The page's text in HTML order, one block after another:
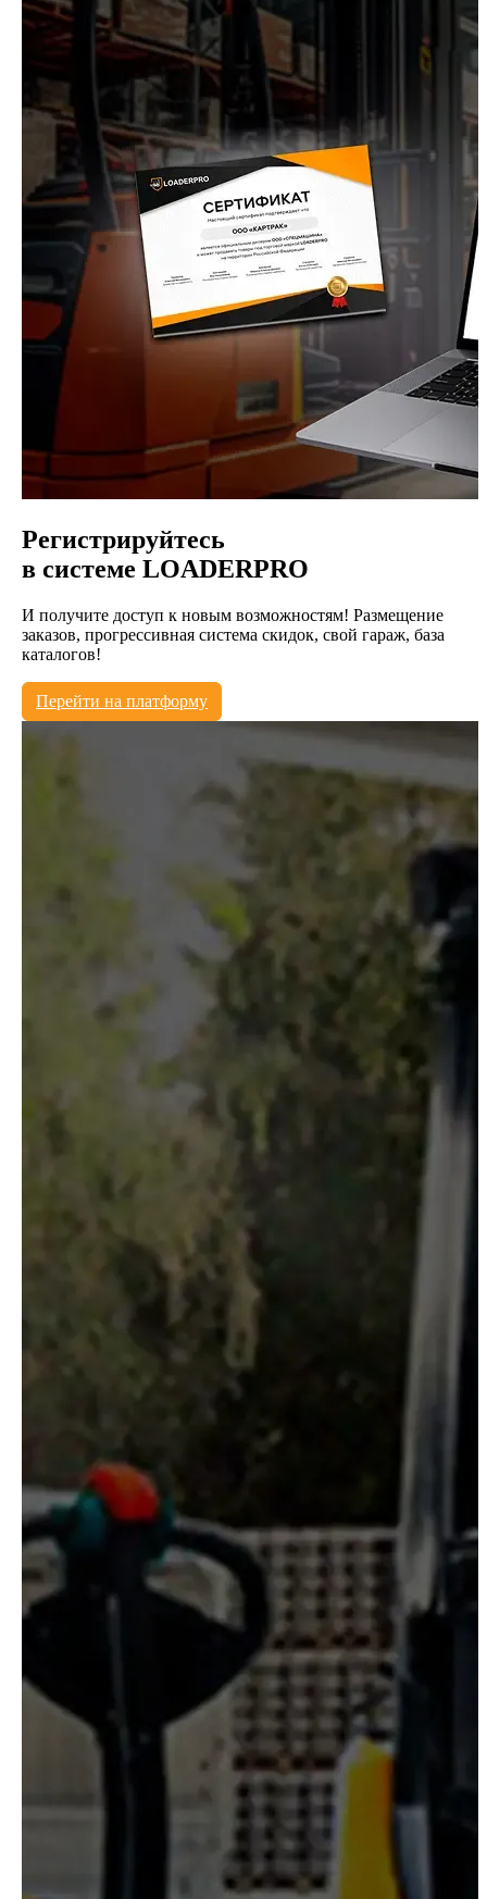
Регистрируйтесь
в системе LOADERPRO
И получите доступ к новым возможностям! Размещение
заказов, прогрессивная система скидок, свой гараж, база
каталогов!
Перейти на платформу